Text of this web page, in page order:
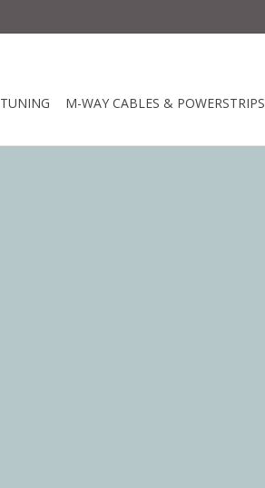
TUNING M-WAY CABLES & POWERSTRIPS